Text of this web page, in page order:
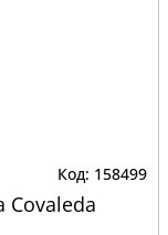
158499
Covaleda